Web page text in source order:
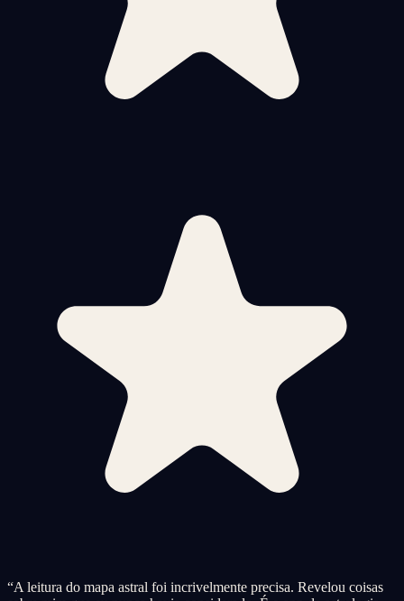
“A leitura do mapa astral foi incrivelmente precisa. Revelou coisas